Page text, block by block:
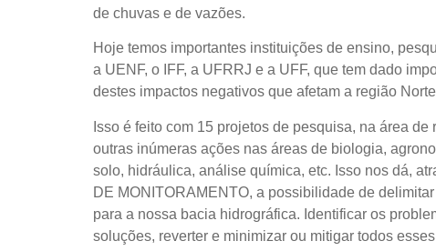
de chuvas e de vazões.
Hoje temos importantes instituições de ensino,
a UENF, o IFF, a UFRRJ e a UFF, que tem dado
destes impactos negativos que afetam a região
Isso é feito com 15 projetos de pesquisa, na área
outras inúmeras ações nas áreas de biologia,
solo, hidráulica, análise química, etc. Isso nos dá,
DE MONITORAMENTO, a possibilidade de
para a nossa bacia hidrográfica. Identificar os
soluções, reverter e minimizar ou mitigar todos